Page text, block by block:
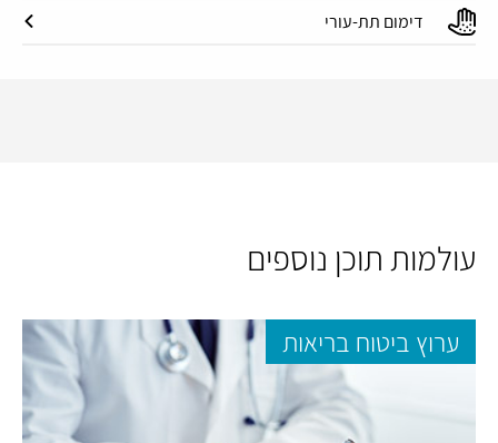
דימום תת-עורי
עולמות תוכן נוספים
ערוץ ביטוח בריאות